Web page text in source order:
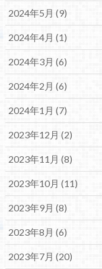
2024年5月 (9)
2024年4月 (1)
2024年3月 (6)
2024年2月 (6)
2024年1月 (7)
2023年12月 (2)
2023年11月 (8)
2023年10月 (11)
2023年9月 (8)
2023年8月 (6)
2023年7月 (20)